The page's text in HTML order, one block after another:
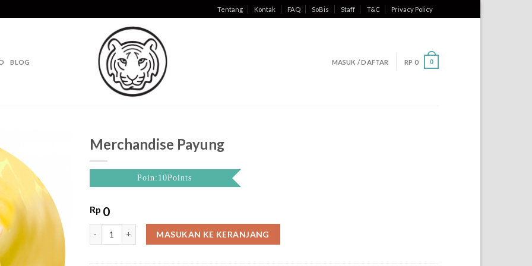
Tentang Kontak FAQ SoBis Staff T&C Privacy Policy
BLOG MASUK / DAFTAR RP 0 0
Merchandise Payung
Poin:10Points
Rp 0
MASUKAN KE KERANJANG